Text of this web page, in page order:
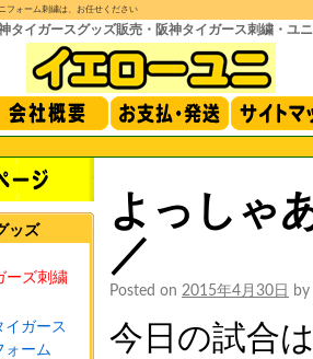
フォーム刺繍は、お任せください
タイガースグッズ販売・阪神タイガース刺繍・ユ
よっしゃ
／
Posted on 2015年4月30日 by
今日の試合
ッズ
ーズ刺繍
イガース
ォーム